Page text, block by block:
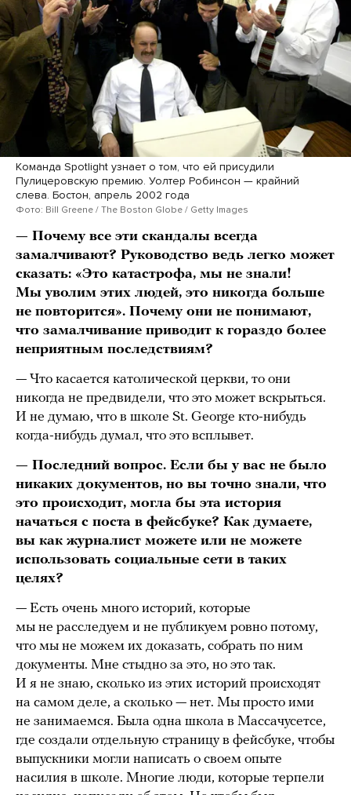
Команда Spotlight узнает о том, что ей присудили
Пулицеровскую премию. Уолтер Робинсон — крайний
слева. Бостон, апрель 2002 года
Фото: Bill Greene / The Boston Globe / Getty Images
— Почему все эти скандалы всегда
замалчивают? Руководство ведь легко может
сказать: «Это катастрофа, мы не знали!
Мы уволим этих людей, это никогда больше
не повторится». Почему они не понимают,
что замалчивание приводит к гораздо более
неприятным последствиям?
— Что касается католической церкви, то они
никогда не предвидели, что это может вскрыться.
И не думаю, что в школе St. George кто-нибудь
когда-нибудь думал, что это всплывет.
— Последний вопрос. Если бы у вас не было
никаких документов, но вы точно знали, что
это происходит, могла бы эта история
начаться с поста в фейсбуке? Как думаете,
вы как журналист можете или не можете
использовать социальные сети в таких
целях?
— Есть очень много историй, которые
мы не расследуем и не публикуем ровно потому,
что мы не можем их доказать, собрать по ним
документы. Мне стыдно за это, но это так.
И я не знаю, сколько из этих историй происходят
на самом деле, а сколько — нет. Мы просто ими
не занимаемся. Была одна школа в Массачусетсе,
где создали отдельную страницу в фейсбуке, чтобы
выпускники могли написать о своем опыте
насилия в школе. Многие люди, которые терпели